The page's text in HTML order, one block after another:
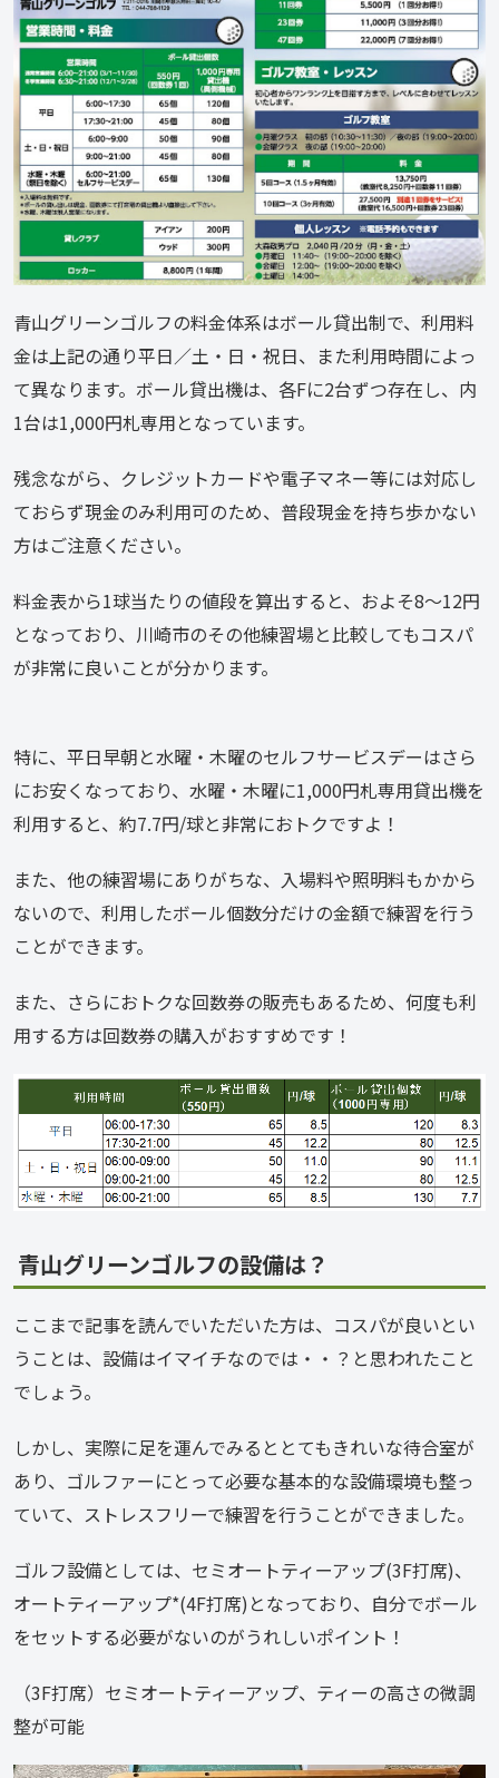
青山グリーンゴルフの料金体系はボール貸出制で、利用料
金は上記の通り平日／土・日・祝日、また利用時間によっ
て異なります。ボール貸出機は、各Fに2台ずつ存在し、内
1台は1,000円札専用となっています。
残念ながら、クレジットカードや電子マネー等には対応し
ておらず現金のみ利用可のため、普段現金を持ち歩かない
方はご注意ください。
料金表から1球当たりの値段を算出すると、およそ8～12円
となっており、川崎市のその他練習場と比較してもコスパ
が非常に良いことが分かります。
特に、平日早朝と水曜・木曜のセルフサービスデーはさら
にお安くなっており、水曜・木曜に1,000円札専用貸出機を
利用すると、約7.7円/球と非常におトクですよ！
また、他の練習場にありがちな、入場料や照明料もかから
ないので、利用したボール個数分だけの金額で練習を行う
ことができます。
また、さらにおトクな回数券の販売もあるため、何度も利
用する方は回数券の購入がおすすめです！
青山グリーンゴルフの設備は？
ここまで記事を読んでいただいた方は、コスパが良いとい
うことは、設備はイマイチなのでは・・？と思われたこと
でしょう。
しかし、実際に足を運んでみるととてもきれいな待合室が
あり、ゴルファーにとって必要な基本的な設備環境も整っ
ていて、ストレスフリーで練習を行うことができました。
ゴルフ設備としては、セミオートティーアップ(3F打席)、
オートティーアップ*(4F打席)となっており、自分でボール
をセットする必要がないのがうれしいポイント！
（3F打席）セミオートティーアップ、ティーの高さの微調
整が可能